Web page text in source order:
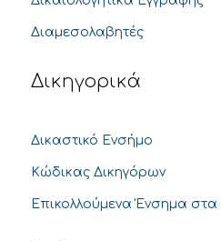
Διαμεσολαβητές
Δικηγορικά
Δικαστικό Ενσήμο
Κώδικας Δικηγόρων
Επικολλούμενα Ένσημα